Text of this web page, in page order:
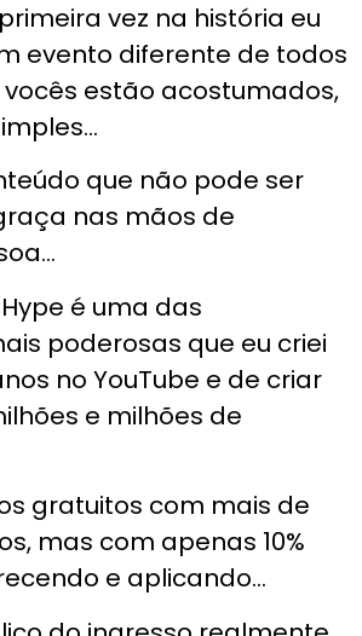
vez na história eu
evento diferente de todos
estão acostumados,
que não pode ser
nas mãos de
é uma das
poderosas que eu criei
no YouTube e de criar
e milhões de
gratuitos com mais de
mas com apenas 10%
e aplicando…